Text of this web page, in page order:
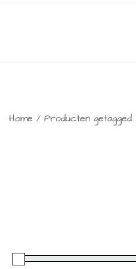
Home / Producten getagged